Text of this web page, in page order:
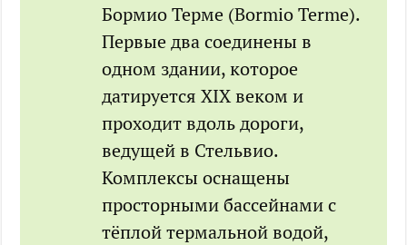
Бормио Терме (Bormio Terme).
Первые два соединены в
одном здании, которое
датируется XIX веком и
проходит вдоль дороги,
ведущей в Стельвио.
Комплексы оснащены
просторными бассейнами с
тёплой термальной водой,